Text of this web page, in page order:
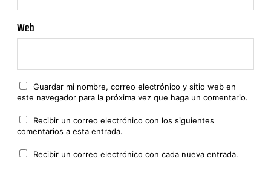
Web
Guardar mi nombre, correo electrónico y sitio web en
este navegador para la próxima vez que haga un comentario.
Recibir un correo electrónico con los siguientes
comentarios a esta entrada.
Recibir un correo electrónico con cada nueva entrada.